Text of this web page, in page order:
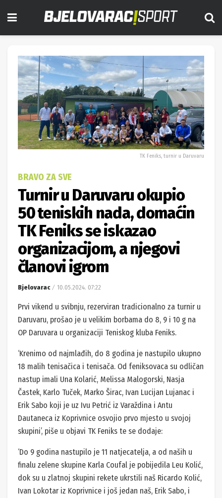
TK Feniks, turnir u Daruvaru
BRAVO ZA SVE
Turnir u Daruvaru okupio
50 teniskih nada, domaćin
TK Feniks se iskazao
organizacijom, a njegovi
članovi igrom
Bjelovarac 10.05.2024. 07:22
Prvi vikend u svibnju, rezerviran tradicionalno za turnir u
Daruvaru, prošao je u velikim borbama do 8, 9 i 10 g na
OP Daruvara u organizaciji Teniskog kluba Feniks.
‘Krenimo od najmlađih, do 8 godina je nastupilo ukupno
18 malih tenisačica i tenisača. Od feniksovaca su odličan
nastup imali Una Kolarić, Melissa Malogorski, Nasja
Častek, Karlo Tuček, Marko Širac, Ivan Lucijan Lujanac i
Erik Sabo koji je uz Ivu Petrić iz Varaždina i Antu
Dautaneca iz Koprivnice osvojio prvo mjesto u svojoj
skupini’, piše u objavi TK Feniks te se dodaje:
‘Do 9 godina nastupilo je 11 natjecatelja, a od naših u
finalu zelene skupine Karla Coufal je pobijedila Leu Kolić,
dok su u zlatnoj skupini rekete ukrstili naš Ricardo Kolić,
Ivan Lokotar iz Koprivnice i još jedan naš, Erik Sabo, i